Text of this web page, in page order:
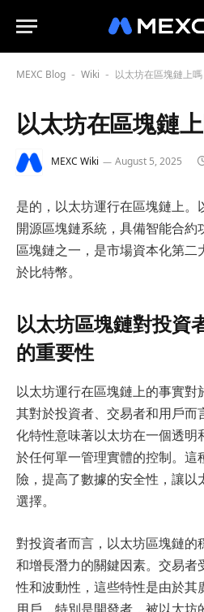
MEXC Blog - Wiki - 以太坊在區塊鏈上嗎
以太坊在區塊鏈
MEXC Wiki August 5, 2025
是的，以太坊運行在區塊鏈上。
開源區塊鏈系統，具備智能合約
區塊鏈之一，是市場資本化第二
於比特幣。
以太坊區塊鏈對投資
的重要性
以太坊運行在區塊鏈上的事實
其對於投資者、交易者和用戶而
化特性意味著以太坊在一個透明
於任何單一管理實體的控制。這
險，提高了數據的安全性，讓以
選擇。
對投資者而言，以太坊區塊鏈的
和增長潛力的關鍵因素。交易者
性和波動性，這些特性是由於其